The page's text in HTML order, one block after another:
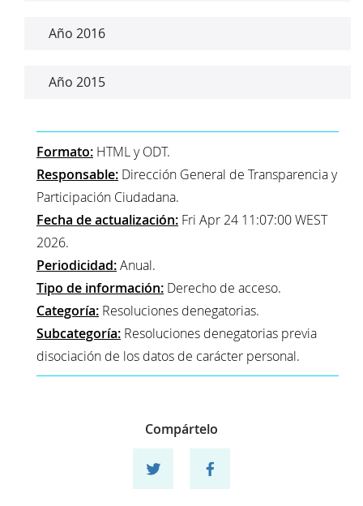
Año 2016
Año 2015
Formato: HTML y ODT.
Responsable: Dirección General de Transparencia y
Participación Ciudadana.
Fecha de actualización: Fri Apr 24 11:07:00 WEST
2026.
Periodicidad:Anual.
Tipo de información: Derecho de acceso.
Categoría: Resoluciones denegatorias.
Subcategoría: Resoluciones denegatorias previa
disociación de los datos de carácter personal.
Compártelo
Compartir en twitterCompartir en facebook